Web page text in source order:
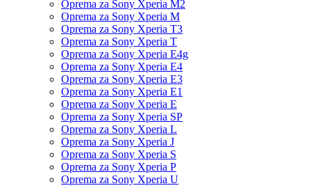
Oprema za Sony Xperia M2
Oprema za Sony Xperia M
Oprema za Sony Xperia T3
Oprema za Sony Xperia T
Oprema za Sony Xperia E4g
Oprema za Sony Xperia E4
Oprema za Sony Xperia E3
Oprema za Sony Xperia E1
Oprema za Sony Xperia E
Oprema za Sony Xperia SP
Oprema za Sony Xperia L
Oprema za Sony Xperia J
Oprema za Sony Xperia S
Oprema za Sony Xperia P
Oprema za Sony Xperia U